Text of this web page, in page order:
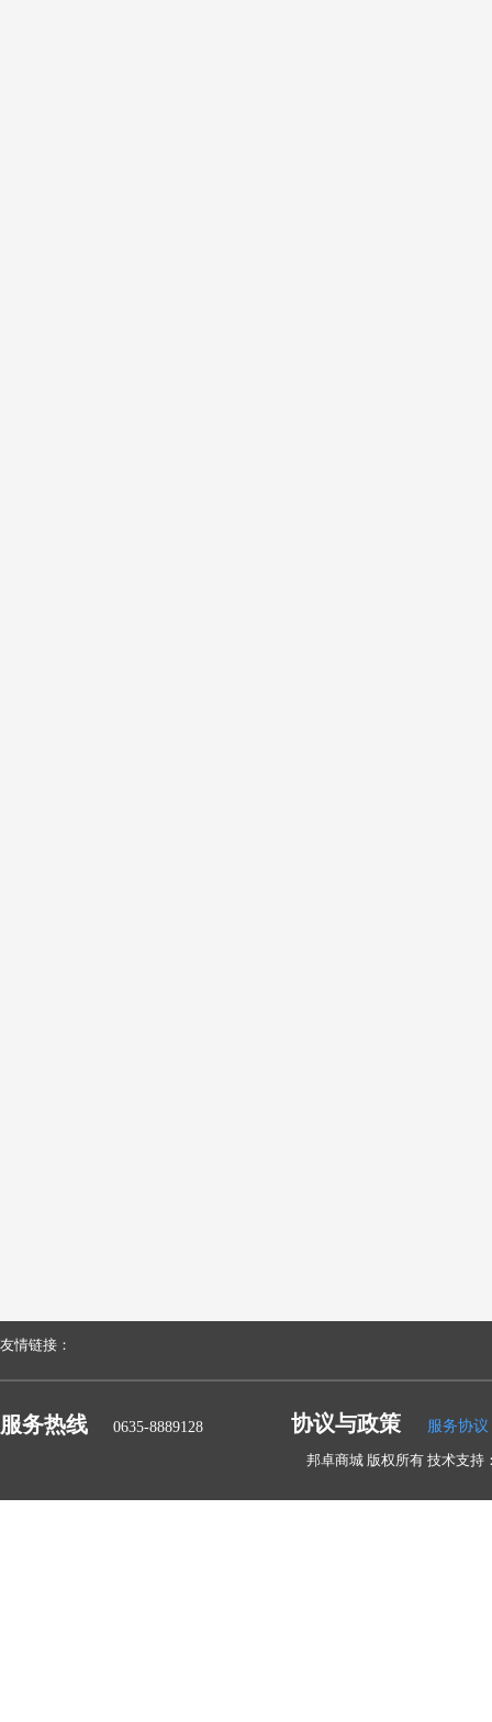
友情链接：
服务热线 0635-8889128 协议与政策 服务协议
邦卓商城 版权所有 技术支持